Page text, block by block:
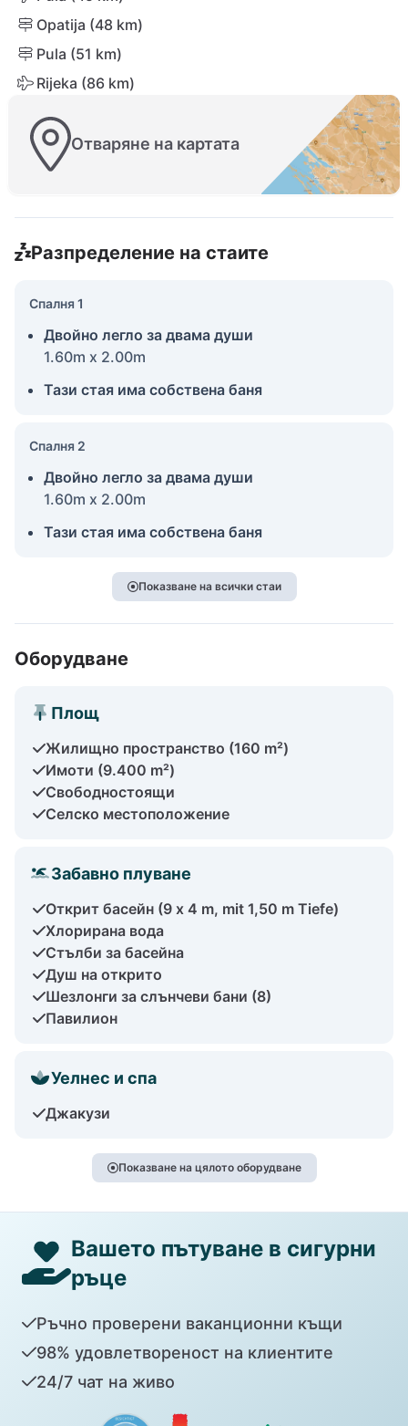
Opatija (48 km)
Pula (51 km)
Rijeka (86 km)
Отваряне на картата
Разпределение на стаите
Спалня 1
Двойно легло за двама души
1.60m x 2.00m
Тази стая има собствена баня
Спалня 2
Двойно легло за двама души
1.60m x 2.00m
Тази стая има собствена баня
Показване на всички стаи
Оборудване
Площ
Жилищно пространство (160 m²)
Имоти (9.400 m²)
Свободностоящи
Селско местоположение
Забавно плуване
Открит басейн (9 x 4 m, mit 1,50 m Tiefe)
Хлорирана вода
Стълби за басейна
Душ на открито
Шезлонги за слънчеви бани (8)
Павилион
Уелнес и спа
Джакузи
Показване на цялото оборудване
Вашето пътуване в сигурни
ръце
Ръчно проверени ваканционни къщи
98% удовлетвореност на клиентите
24/7 чат на живо